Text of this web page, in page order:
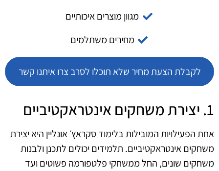
מגוון מוצרים איכותיים
מחירים משתלמים
לקבלת הצעת מחיר שלא תוכלו לסרב צרו איתנו קשר
1. יצירת משחקים אינטראקטיביים
אחת הפעילויות המובילות בלימוד סקראץ׳ אונליין היא יצירת
משחקים אינטראקטיביים. תלמידים יכולים לתכנן ולבנות
משחקים שונים, החל ממשחקי פלטפורמה פשוטים ועד